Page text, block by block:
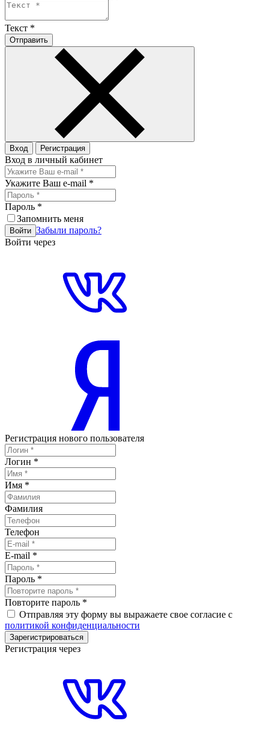
Текст *
Отправить
Вход Регистрация
Вход в личный кабинет
Укажите Ваш e-mail *
Пароль *
Запомнить меня
Войти Забыли пароль?
Войти через
Регистрация нового пользователя
Логин *
Имя *
Фамилия
Телефон
E-mail *
Пароль *
Повторите пароль *
Отправляя эту форму вы выражаете свое согласие с
политикой конфиденциальности
Зарегистрироваться
Регистрация через